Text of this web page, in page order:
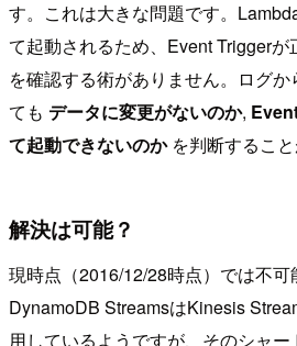
す。これは大きな問題です。
て起動されるため、Event Trigger
を確認する術がありません。ログ
ても データに変更がないのか,
て起動できないのかを判断すること
解決は可能？
現時点（2016/12/28時点）では不可
DynamoDB StreamsはKinesis
用しているようですが、そのシャ